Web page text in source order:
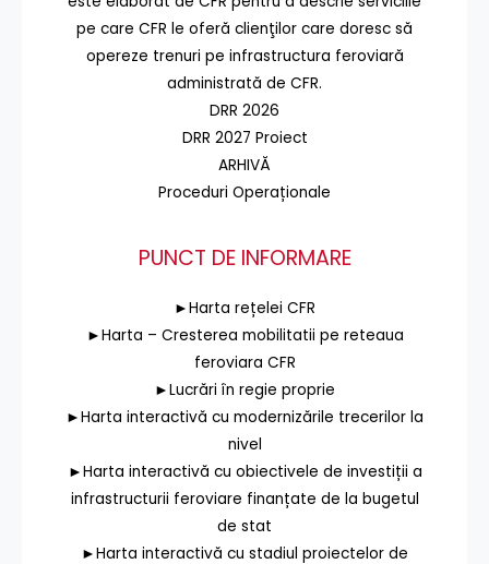
pe care CFR le oferă clienţilor care doresc să
opereze trenuri pe infrastructura feroviară
administrată de CFR.
DRR 2026
DRR 2027 Proiect
ARHIVĂ
Proceduri Operaționale
PUNCT DE INFORMARE
►Harta rețelei CFR
►Harta – Cresterea mobilitatii pe reteaua
feroviara CFR
►Lucrări în regie proprie
►Harta interactivă cu modernizările trecerilor la
nivel
►Harta interactivă cu obiectivele de investiții a
infrastructurii feroviare finanțate de la bugetul
de stat
►Harta interactivă cu stadiul proiectelor de